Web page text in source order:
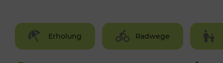
Erholung Radwege